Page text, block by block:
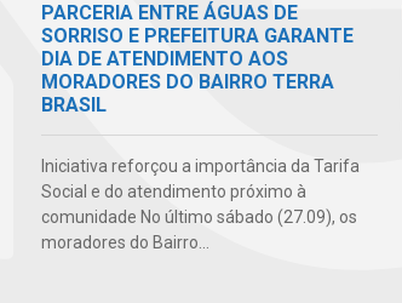
PARCERIA ENTRE ÁGUAS DE
SORRISO E PREFEITURA GARANTE
DIA DE ATENDIMENTO AOS
MORADORES DO BAIRRO TERRA
BRASIL
Iniciativa reforçou a importância da Tarifa
Social e do atendimento próximo à
comunidade No último sábado (27.09), os
moradores do Bairro...